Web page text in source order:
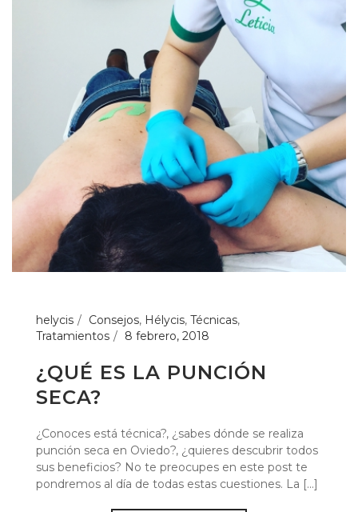
helycis Consejos, Hélycis, Técnicas,
Tratamientos
8 febrero, 2018
¿QUÉ ES LA PUNCIÓN
SECA?
¿Conoces está técnica?, ¿sabes dónde se realiza
punción seca en Oviedo?, ¿quieres descubrir todos
sus beneficios? No te preocupes en este post te
pondremos al día de todas estas cuestiones. La [...]